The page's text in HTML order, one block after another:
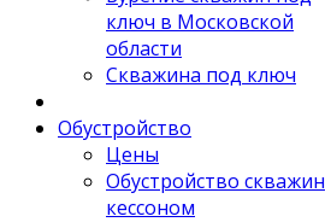
ключ в Московской
области
Скважина под ключ
Обустройство
Цены
Обустройство скважин
кессоном